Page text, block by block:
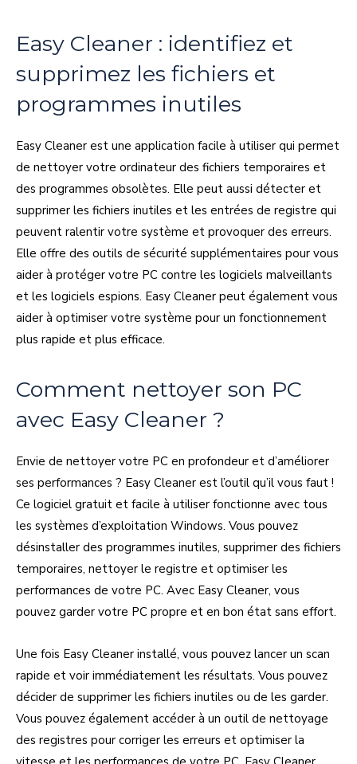
Easy Cleaner : identifiez et
supprimez les fichiers et
programmes inutiles
Easy Cleaner est une application facile à utiliser qui permet
de nettoyer votre ordinateur des fichiers temporaires et
des programmes obsolètes. Elle peut aussi détecter et
supprimer les fichiers inutiles et les entrées de registre qui
peuvent ralentir votre système et provoquer des erreurs.
Elle offre des outils de sécurité supplémentaires pour vous
aider à protéger votre PC contre les logiciels malveillants
et les logiciels espions. Easy Cleaner peut également vous
aider à optimiser votre système pour un fonctionnement
plus rapide et plus efficace.
Comment nettoyer son PC
avec Easy Cleaner ?
Envie de nettoyer votre PC en profondeur et d’améliorer
ses performances ? Easy Cleaner est l’outil qu’il vous faut !
Ce logiciel gratuit et facile à utiliser fonctionne avec tous
les systèmes d’exploitation Windows. Vous pouvez
désinstaller des programmes inutiles, supprimer des fichiers
temporaires, nettoyer le registre et optimiser les
performances de votre PC. Avec Easy Cleaner, vous
pouvez garder votre PC propre et en bon état sans effort.
Une fois Easy Cleaner installé, vous pouvez lancer un scan
rapide et voir immédiatement les résultats. Vous pouvez
décider de supprimer les fichiers inutiles ou de les garder.
Vous pouvez également accéder à un outil de nettoyage
des registres pour corriger les erreurs et optimiser la